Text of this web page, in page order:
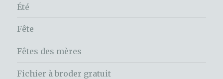
Été
Fête
Fêtes des mères
Fichier à broder gratuit